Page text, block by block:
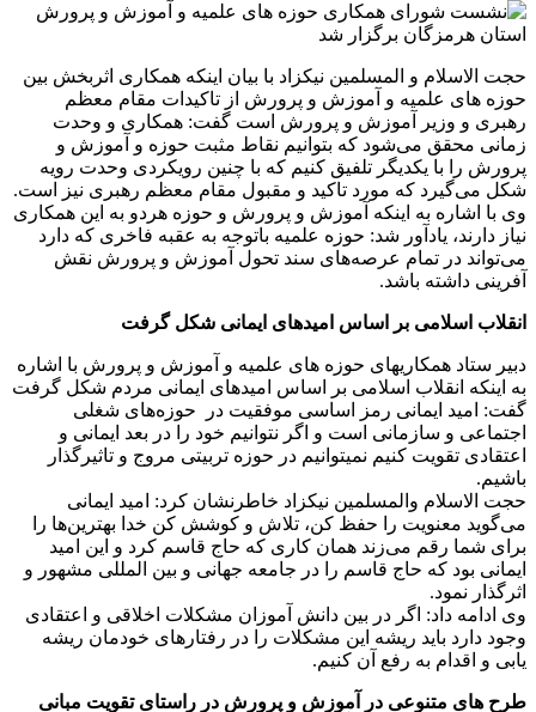
حجت الاسلام و المسلمین نیکزاد با بیان اینکه همکاری اثربخش بین
حوزه های علمیه و آموزش و پرورش از تاکیدات مقام معظم
رهبری و وزیر آموزش و پرورش است گفت: همکاری و وحدت
زمانی محقق می‌شود که بتوانیم نقاط مثبت حوزه و آموزش و
پرورش را با یکدیگر تلفیق کنیم که با چنین رویکردی وحدت رویه
شکل می‌گیرد که مورد تاکید و مقبول مقام معظم رهبری نیز است.
وی با اشاره به اینکه آموزش و پرورش و حوزه هردو به این همکاری
نیاز دارند، یادآور شد: حوزه علمیه باتوجه به عقبه فاخری که دارد
می‌تواند در تمام عرصه‌های سند تحول آموزش و پرورش نقش
آفرینی داشته باشد.
انقلاب اسلامی بر اساس امیدهای ایمانی شکل گرفت
دبیر ستاد همکاریهای حوزه های علمیه و آموزش و پرورش با اشاره
به اینکه انقلاب اسلامی بر اساس امیدهای ایمانی مردم شکل گرفت
گفت: امید ایمانی رمز اساسی موفقیت در حوزه‌های شغلی
اجتماعی و سازمانی است و اگر نتوانیم خود را در بعد ایمانی و
اعتقادی تقویت کنیم نمیتوانیم در حوزه تربیتی مروج و تاثیرگذار
باشیم.
حجت الاسلام والمسلمین نیکزاد خاطرنشان کرد: امید ایمانی
می‌گوید معنویت را حفظ کن، تلاش و کوشش کن خدا بهترین‌ها را
برای شما رقم می‌زند همان کاری که حاج قاسم کرد و این امید
ایمانی بود که حاج قاسم را در جامعه جهانی و بین المللی مشهور و
اثرگذار نمود.
وی ادامه داد: اگر در بین دانش آموزان مشکلات اخلاقی و اعتقادی
وجود دارد باید ریشه این مشکلات را در رفتارهای خودمان ریشه
یابی و اقدام به رفع آن کنیم.
طرح های متنوعی در آموزش و پرورش در راستای تقویت مبانی